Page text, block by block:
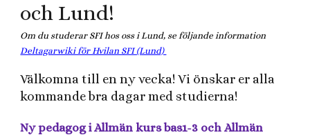
och Lund!
Om du studerar SFI hos oss i Lund, se följande information
Deltagarwiki för Hvilan SFI (Lund)
Välkomna till en ny vecka! Vi önskar er alla
kommande bra dagar med studierna!
Ny pedagog i Allmän kurs bas1-3 och Allmän